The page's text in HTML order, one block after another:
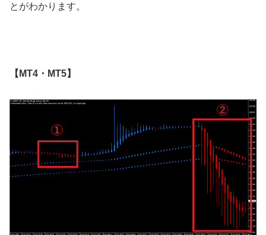
とがわかります。
【 MT4 ・ MT5】